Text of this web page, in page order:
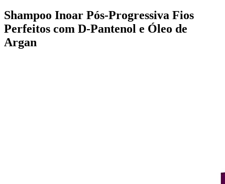
Shampoo Inoar Pós-Progressiva Fios
Perfeitos com D-Pantenol e Óleo de
Argan